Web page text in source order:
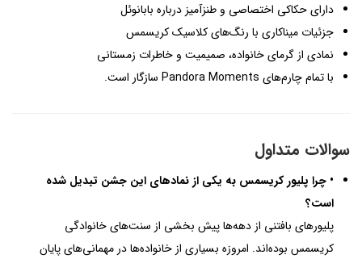
دارای حکاکی اختصاصی و طنزآمیز درباره بابانوئل
جزئیات میناکاری با رنگ‌های کلاسیک کریسمس
نمادی از گرمای خانواده، صمیمیت و خاطرات زمستانی
با تمام چارم‌های Pandora Moments سازگار است.
سوالات متداول
• چرا پلیور کریسمس به یکی از نمادهای این جشن تبدیل شده
است؟
پلیورهای بافتنی از دهه‌ها پیش بخشی از سنت‌های خانوادگی
کریسمس بوده‌اند. امروزه بسیاری از خانواده‌ها در مهمانی‌های پایان